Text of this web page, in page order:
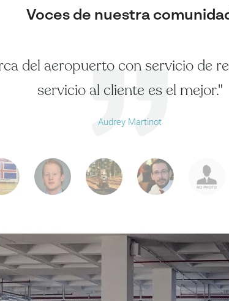
Voces de nuestra
del aeropuerto con servicio de
servicio al cliente es el mejor."
Audrey Martinot